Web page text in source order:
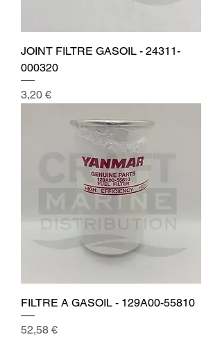
JOINT FILTRE GASOIL - 24311-
000320
Prix
3,20 €
FILTRE A GASOIL - 129A00-55810
Prix
52,58 €